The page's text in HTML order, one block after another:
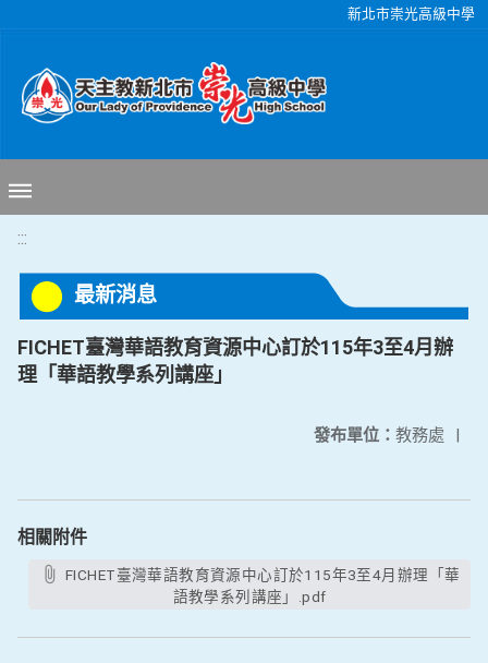
新北市崇光高級中學
:::
最新消息
FICHET臺灣華語教育資源中心訂於115年3至4月辦
理「華語教學系列講座」
發布單位： 教務處 |
相關附件
FICHET臺灣華語教育資源中心訂於115年3至4月辦理「華
語教學系列講座」.pdf